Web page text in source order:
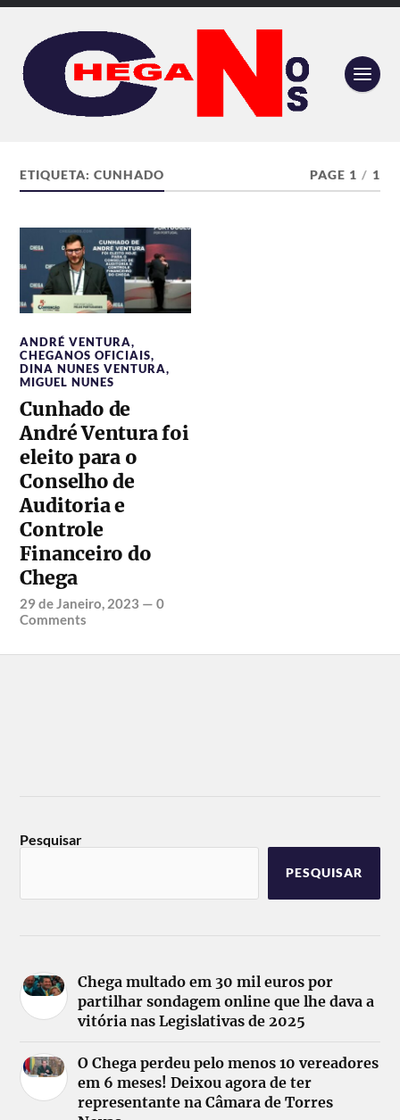
ETIQUETA:CUNHADO PAGE 1 / 1
ANDRÉ VENTURA,
CHEGANOS OFICIAIS,
DINA NUNES VENTURA,
MIGUEL NUNES
Cunhado de
André Ventura foi
eleito para o
Conselho de
Auditoria e
Controle
Financeiro do
Chega
29 de Janeiro, 2023 —0
Comments
Pesquisar
PESQUISAR
Chega multado em 30 mil euros por
partilhar sondagem online que lhe dava a
vitória nas Legislativas de 2025
O Chega perdeu pelo menos 10 vereadores
em 6 meses! Deixou agora de ter
representante na Câmara de Torres